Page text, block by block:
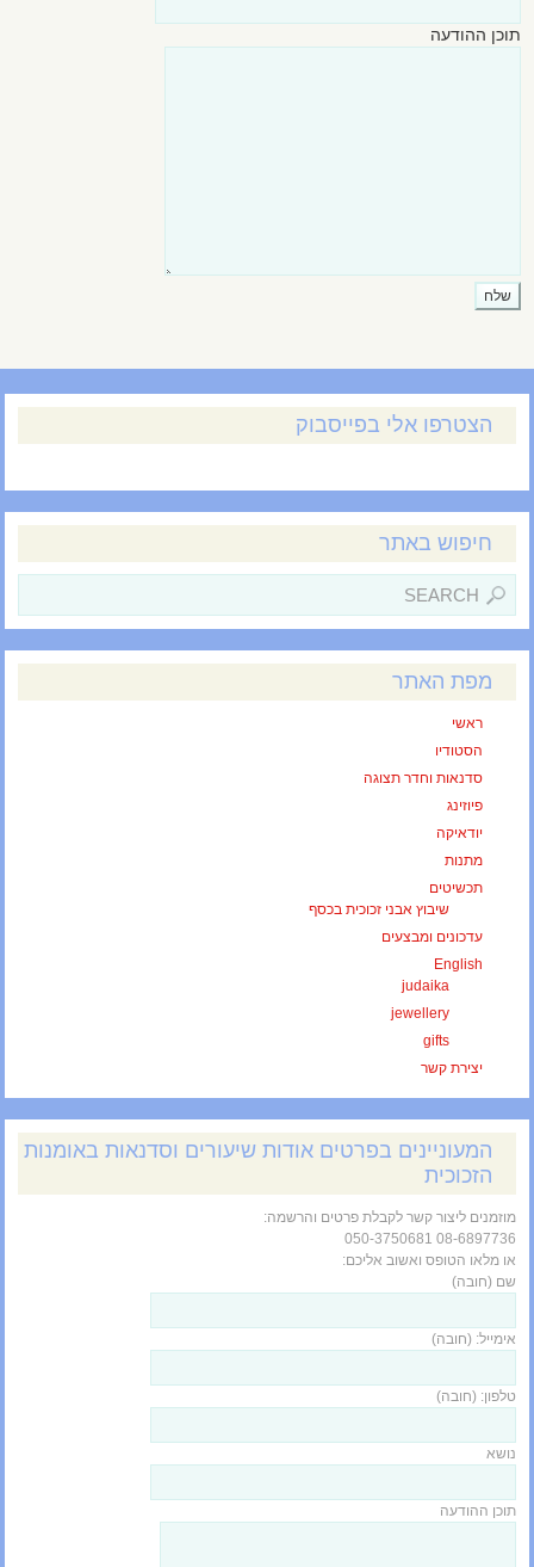
תוכן ההודעה
הצטרפו אלי בפייסבוק
חיפוש באתר
מפת האתר
ראשי
הסטודיו
סדנאות וחדר תצוגה
פיוזינג
יודאיקה
מתנות
תכשיטים
שיבוץ אבני זכוכית בכסף
עדכונים ומבצעים
English
judaika
jewellery
gifts
יצירת קשר
המעוניינים בפרטים אודות שיעורים וסדנאות באומנות
הזכוכית
מוזמנים ליצור קשר לקבלת פרטים והרשמה:
08-6897736 050-3750681
או מלאו הטופס ואשוב אליכם:
שם (חובה)
אימייל: (חובה)
טלפון: (חובה)
נושא
תוכן ההודעה